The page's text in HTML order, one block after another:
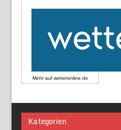
Mehr auf wetteronline.de
Kategorien